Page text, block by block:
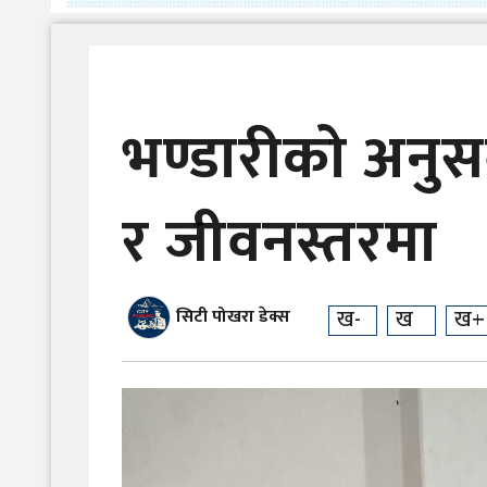
भण्डारीको
र जीवनस्तरमा
सिटी पोखरा डेक्स ख- ख ख+